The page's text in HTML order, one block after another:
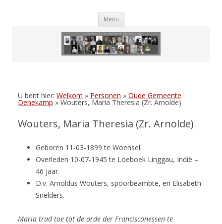
Menu Skip
U bent hier: Welkom » Personen » Oude Gemeente
Denekamp »Wouters, Maria Theresia (Zr. Arnolde)
Wouters, Maria Theresia (Zr. Arnolde)
Geboren 11-03-1899 te Woensel.
Overleden 10-07-1945 te Loeboek Linggau, Indië –
46 jaar.
D.v. Arnoldus Wouters, spoorbeambte, en Elisabeth
Snelders.
Maria trad toe tot de orde der Franciscanessen te